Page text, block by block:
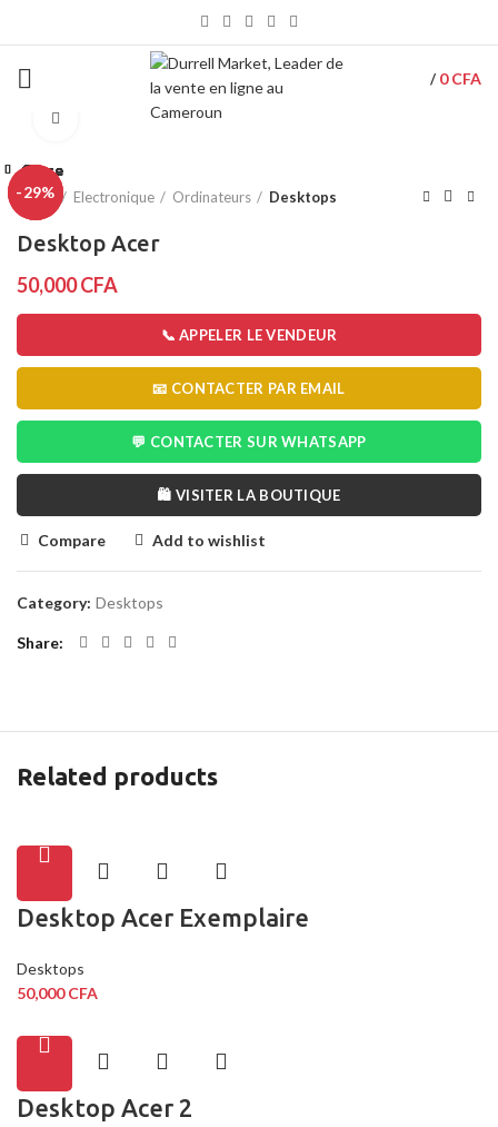
/ 0CFA
Click to enlarge
Home Electronique Ordinateurs Desktops
Desktop Acer
50,000CFA
📞 APPELER LE VENDEUR
📧 CONTACTER PAR EMAIL
💬 CONTACTER SUR WHATSAPP
🛍️ VISITER LA BOUTIQUE
Compare Add to wishlist
Category: Desktops
Share
Related products
Close
Desktop Acer Exemplaire
Desktops
50,000CFA
Close
Desktop Acer 2
-9%
Close
Close
Close
-3%
Close
Close
-29%
Close